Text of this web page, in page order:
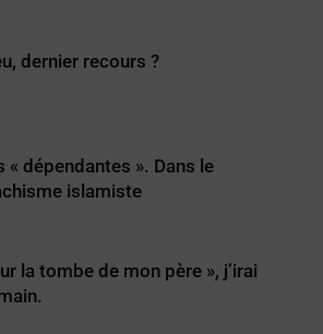
dernier recours ?
« dépendantes ». Dans le
islamiste
la tombe de mon père », j’irai